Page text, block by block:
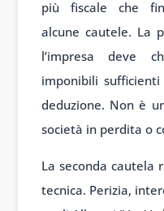
più fiscale che
alcune cautele. La
l’impresa deve
imponibili
deduzione. Non è
società in perdita o
La seconda cautela
tecnica. Perizia,